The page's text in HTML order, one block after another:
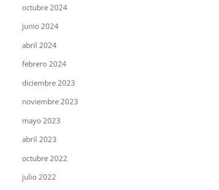
octubre 2024
junio 2024
abril 2024
febrero 2024
diciembre 2023
noviembre 2023
mayo 2023
abril 2023
octubre 2022
julio 2022